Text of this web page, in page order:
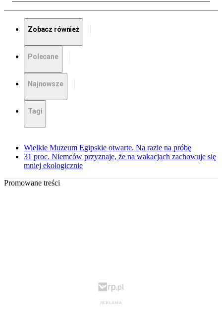
Zobacz również
Polecane
Najnowsze
Tagi
Wielkie Muzeum Egipskie otwarte. Na razie na próbę
31 proc. Niemców przyznaje, że na wakacjach zachowuje się
mniej ekologicznie
Promowane treści